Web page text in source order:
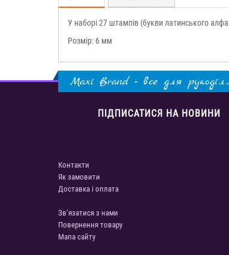
У наборі 27 штампів (букви латинського
Розмір: 6 мм
Maxi Brand - все для
ПІДПИСАТИСЯ НА НОВИНИ
Контакти
Як замовити
Доставка і оплата
Зв’язатися з нами
Повернення товару
Мапа сайту